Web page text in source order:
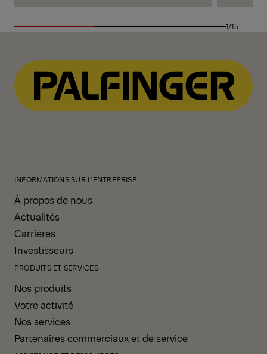
1/15
INFORMATIONS SUR L'ENTREPRISE
À propos de nous
Actualités
Carrieres
Investisseurs
PRODUITS ET SERVICES
Nos produits
Votre activité
Nos services
Partenaires commerciaux et de service